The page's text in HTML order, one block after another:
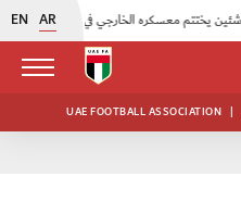
EN AR
اتحاد الكرة يُنظم ورشة عمل للمراقبين المعتمدين |
UAE FOOTBALL ASSOCIATION |